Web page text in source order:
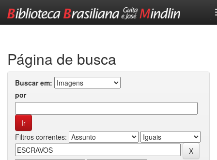
Página de busca
Buscar em:
por
Filtros correntes: